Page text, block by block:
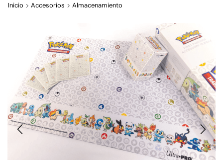
Inicio Accesorios Almacenamiento